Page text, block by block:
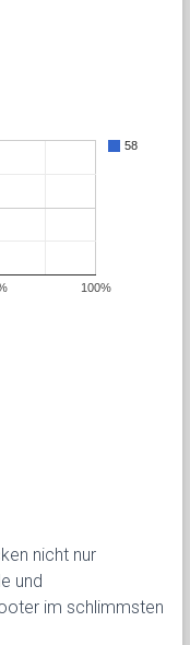
58
100%
nicht nur
und
im schlimmsten